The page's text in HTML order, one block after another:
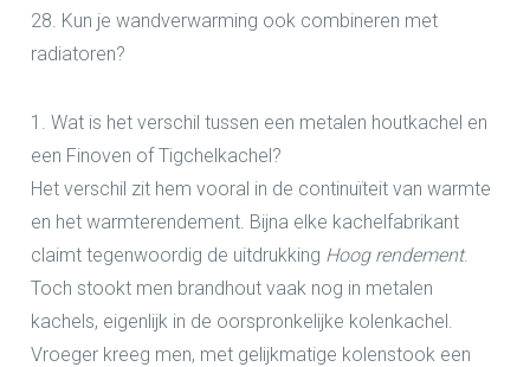
28. Kun je wandverwarming ook combineren met
radiatoren?
1. Wat is het verschil tussen een metalen houtkachel en
een Finoven of Tigchelkachel?
Het verschil zit hem vooral in de continuïteit van warmte
en het warmterendement. Bijna elke kachelfabrikant
claimt tegenwoordig de uitdrukking Hoog rendement.
Toch stookt men brandhout vaak nog in metalen
kachels, eigenlijk in de oorspronkelijke kolenkachel.
Vroeger kreeg men, met gelijkmatige kolenstook een